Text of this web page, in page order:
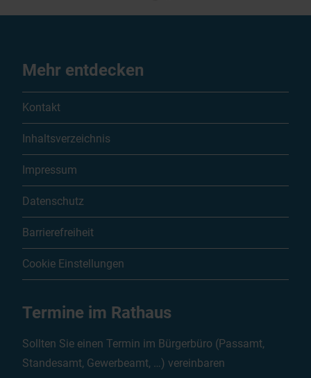
Mehr entdecken
Kontakt
Inhaltsverzeichnis
Impressum
Datenschutz
Barrierefreiheit
Cookie Einstellungen
Termine im Rathaus
Sollten Sie einen Termin im Bürgerbüro (Passamt,
Standesamt, Gewerbeamt, …) vereinbaren